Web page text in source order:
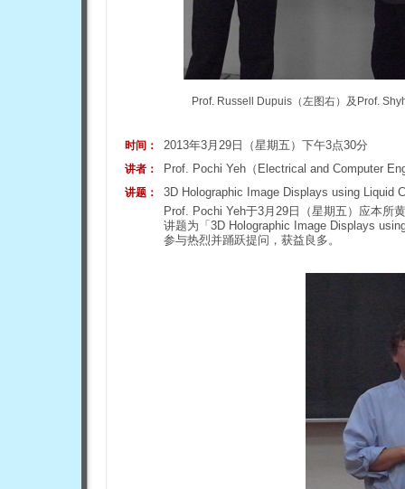
Prof. Russell Dupuis（左图右）及Prof.
时间： 2013年3月29日（星期五）下午3点30分
讲者： Prof. Pochi Yeh（Electrical and Computer
讲题：
3D Holographic Image Displays using Liquid
Prof. Pochi Yeh于3月29日（星期五）应本所
讲题为「3D Holographic Image Displays
参与热烈并踊跃提问，获益良多。